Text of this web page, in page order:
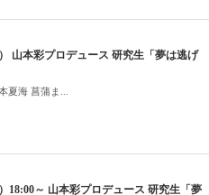
山本彩プロデュース 研究生「夢は逃げ
夏海 菖蒲ま...
18:00～ 山本彩プロデュース 研究生「夢